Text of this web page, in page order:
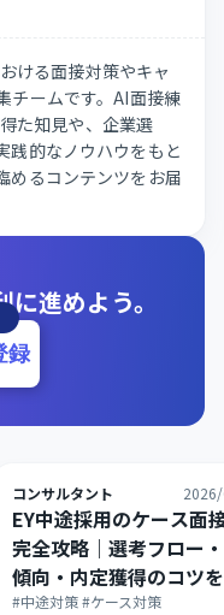
ける面接対策やキャ
チームです。AI面接練
た知見や、企業選
践的なノウハウをもと
めるコンテンツをお届
進めよう。
録
コンサルタント
EY中途採用のケース面
完全攻略｜選考フロー
傾向・内定獲得のコツ
解説
#中途対策 #ケース対策